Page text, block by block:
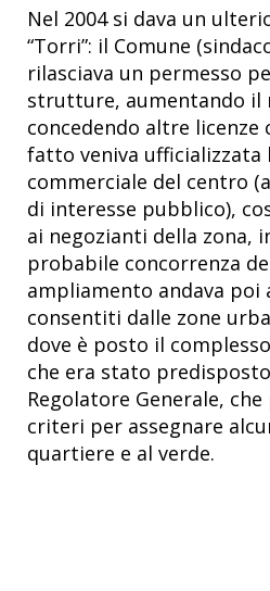
Nel 2004 si dava un
“Torri”: il Comune
rilasciava un permesso
strutture, aumentando il
concedendo altre licenze
fatto veniva ufficializzata
commerciale del centro
di interesse pubblico),
ai negozianti della zona,
probabile concorrenza
ampliamento andava
consentiti dalle zone
dove è posto il
che era stato
Regolatore Generale,
criteri per assegnare
quartiere e al verde.